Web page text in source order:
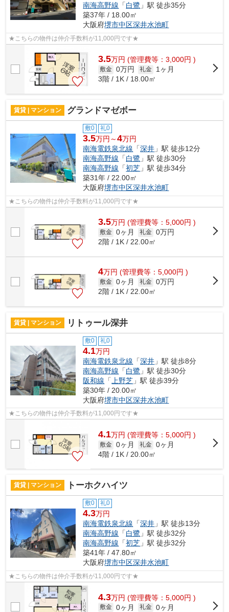
南海高野線 「白鷺 」駅 徒歩35分
築37年 / 18.00㎡
大阪府堺市中区深井水池町
★こちらの物件は仲介手数料が11,000円です★
3.5万円 (管理費等：3,000円 )
敷金 0万円 礼金
1ヶ月
3階 / 1K / 18.00㎡
賃貸 | マンション グランドマゼボー
敷0 礼0
3.5万円～4万円
南海電鉄泉北線 「深井 」駅 徒歩12分
南海高野線 「白鷺 」駅 徒歩30分
南海高野線 「初芝 」駅 徒歩34分
築31年 / 22.00㎡
大阪府堺市中区深井水池町
★こちらの物件は仲介手数料が11,000円です★
3.5万円 (管理費等：5,000円 )
敷金 0ヶ月 礼金 0万円
2階 / 1K / 22.00㎡
4万円 (管理費等：5,000円 )
敷金 0ヶ月 礼金 0万円
2階 / 1K / 22.00㎡
賃貸 | マンション リトゥール深井
敷0 礼0
4.1万円
南海電鉄泉北線 「深井 」駅 徒歩8分
南海高野線 「白鷺 」駅 徒歩30分
阪和線 「 上野芝 」駅 徒歩39分
築30年 / 20.00㎡
大阪府堺市中区深井水池町
★こちらの物件は仲介手数料が11,000円です★
4.1万円 (管理費等：5,000円 )
敷金 0ヶ月 礼金 0ヶ月
4階 / 1K / 20.00㎡
賃貸 | マンション トーホクハイツ
敷0 礼0
4.3万円
南海電鉄泉北線 「深井 」駅 徒歩13分
南海高野線 「白鷺 」駅 徒歩32分
南海高野線 「初芝 」駅 徒歩32分
築41年 / 47.80㎡
大阪府堺市中区深井水池町
★こちらの物件は仲介手数料が11,000円です★
4.3万円 (管理費等：5,000円 )
敷金 0ヶ月 礼金 0ヶ月